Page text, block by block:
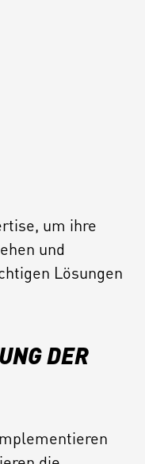
um ihre
und
Lösungen
DER